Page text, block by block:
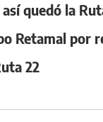
quedó la
Retamal por
22